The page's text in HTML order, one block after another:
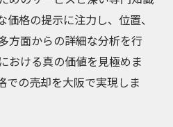
格の提示に注力し、位置、
方面からの詳細な分析を行
おける真の価値を見極めま
での売却を大阪で実現しま